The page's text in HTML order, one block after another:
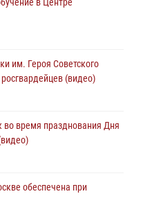
проведения
с передовыми
им. Героя Советского
(видео)
во время празднования Дня
обеспечена при